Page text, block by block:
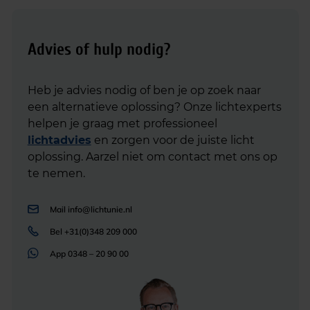
Advies of hulp nodig?
Heb je advies nodig of ben je op zoek naar
een alternatieve oplossing? Onze lichtexperts
helpen je graag met professioneel
lichtadvies en zorgen voor de juiste licht
oplossing. Aarzel niet om contact met ons op
te nemen.
Mail info@lichtunie.nl
Bel +31(0)348 209 000
App 0348 – 20 90 00